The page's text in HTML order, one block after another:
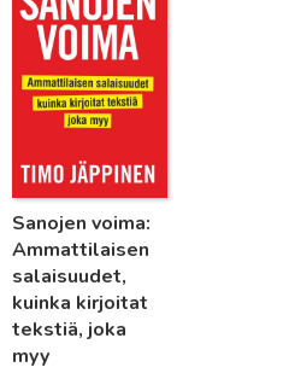
Sanojen voima:
Ammattilaisen
salaisuudet,
kuinka kirjoitat
tekstiä, joka
myy